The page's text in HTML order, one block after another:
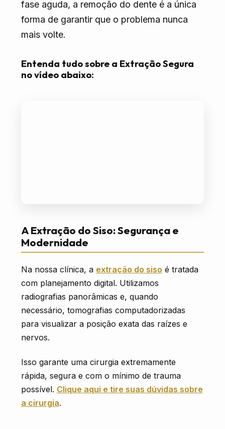
fase aguda, a remoção do dente é a única
forma de garantir que o problema nunca
mais volte.
Entenda tudo sobre a Extração Segura
no vídeo abaixo:
A Extração do Siso: Segurança e
Modernidade
Na nossa clínica, a extração do siso é tratada
com planejamento digital. Utilizamos
radiografias panorâmicas e, quando
necessário, tomografias computadorizadas
para visualizar a posição exata das raízes e
nervos.
Isso garante uma cirurgia extremamente
rápida, segura e com o mínimo de trauma
possível. Clique aqui e tire suas dúvidas sobre
a cirurgia.